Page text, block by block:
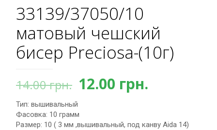
33139/37050/10
матовый чешский
бисер Preciosa-(10г)
14.00грн. Первоначальная
составляла
12.00 грн.
Тип: вышивальный
Фасовка: 10 грамм
Размер: 10 ( 3 мм ,вышивальный, под канву Aida 14)